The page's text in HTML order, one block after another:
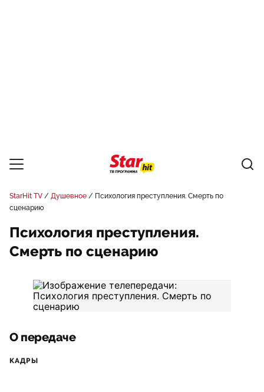
StarHit TV Душевное
Психология преступления. Смерть по
сценарию
Психология преступления.
Смерть по сценарию
О передаче
КАДРЫ